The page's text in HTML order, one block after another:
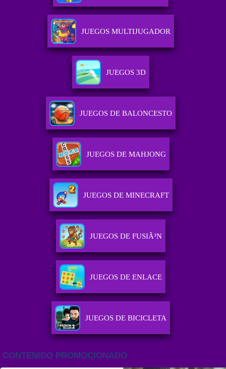
JUEGOS MULTIJUGADOR
JUEGOS 3D
JUEGOS DE BALONCESTO
JUEGOS DE MAHJONG
JUEGOS DE MINECRAFT
JUEGOS DE FUSIÃ³N
JUEGOS DE ENLACE
JUEGOS DE BICICLETA